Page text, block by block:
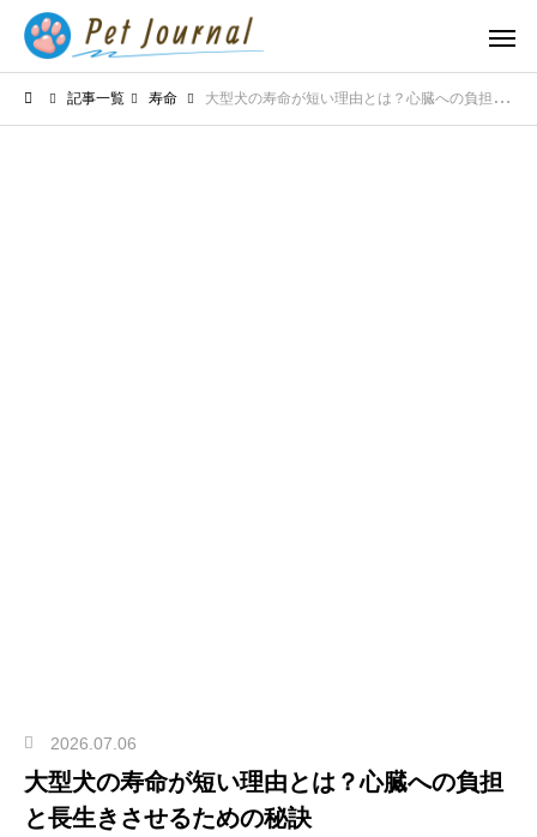
記事一覧 寿命 大型犬の寿命が短い理由とは？心臓への負担と長生きさせるための秘訣
2026.07.06
大型犬の寿命が短い理由とは？心臓への負担
と長生きさせるための秘訣